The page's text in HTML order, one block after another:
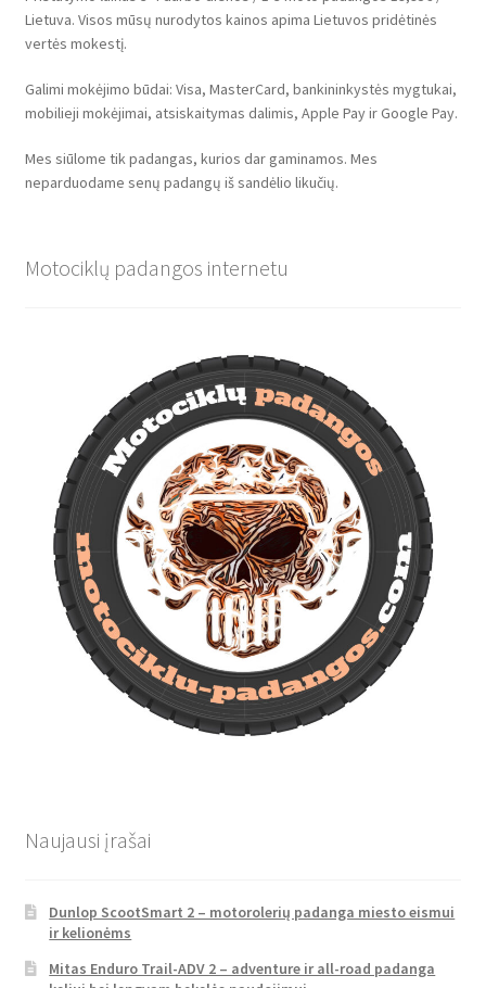
Lietuva. Visos mūsų nurodytos kainos apima Lietuvos pridėtinės
vertės mokestį.
Galimi mokėjimo būdai: Visa, MasterCard, bankininkystės mygtukai,
mobilieji mokėjimai, atsiskaitymas dalimis, Apple Pay ir Google Pay.
Mes siūlome tik padangas, kurios dar gaminamos. Mes
neparduodame senų padangų iš sandėlio likučių.
Motociklų padangos internetu
Naujausi įrašai
Dunlop ScootSmart 2 – motorolerių padanga miesto eismui
ir kelionėms
Mitas Enduro Trail-ADV 2 – adventure ir all-road padanga